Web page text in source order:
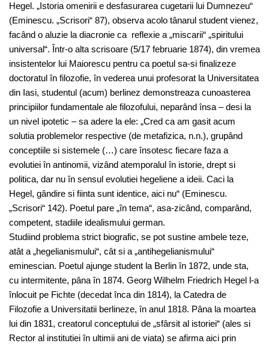
Hegel. „Istoria omenirii e desfasurarea cugetarii lui Dumnezeu“
(Eminescu. „Scrisori“ 87), observa acolo tânarul student vienez,
facând o aluzie la diacronie ca reflexie a „miscarii“ „spiritului
universal“. Într-o alta scrisoare (5/17 februarie 1874), din vremea
insistentelor lui Maiorescu pentru ca poetul sa-si finalizeze
doctoratul în filozofie, în vederea unui profesorat la Universitatea
din Iasi, studentul (acum) berlinez demonstreaza cunoasterea
principiilor fundamentale ale filozofului, neparând însa – desi la
un nivel ipotetic – sa adere la ele: „Cred ca am gasit acum
solutia problemelor respective (de metafizica, n.n.), grupând
conceptiile si sistemele (…) care însotesc fiecare faza a
evolutiei în antinomii, vizând atemporalul în istorie, drept si
politica, dar nu în sensul evolutiei hegeliene a ideii. Caci la
Hegel, gândire si fiinta sunt identice, aici nu“ (Eminescu.
„Scrisori“ 142). Poetul pare „în tema“, asa-zicând, comparând,
competent, stadiile idealismului german.
Studiind problema strict biografic, se pot sustine ambele teze,
atât a „hegelianismului“, cât si a „antihegelianismului“
eminescian. Poetul ajunge student la Berlin în 1872, unde sta,
cu intermitente, pâna în 1874. Georg Wilhelm Friedrich Hegel l-a
înlocuit pe Fichte (decedat înca din 1814), la Catedra de
Filozofie a Universitatii berlineze, în anul 1818. Pâna la moartea
lui din 1831, creatorul conceptului de „sfârsit al istoriei“ (ales si
Rector al institutiei în ultimii ani de viata) se afirma aici prin